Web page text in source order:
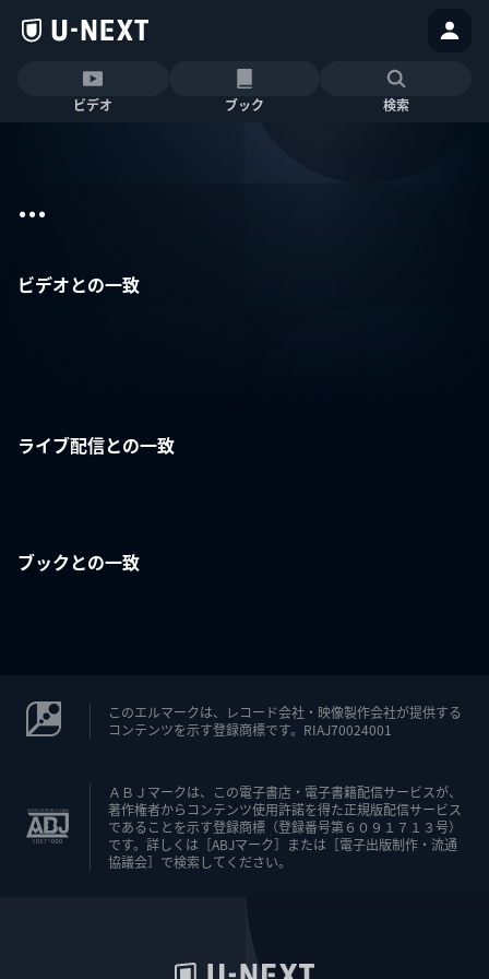
ビデオ ブック 検索
...
ビデオとの一致
ライブ配信との一致
ブックとの一致
このエルマークは、レコード会社・映像製作会社が提供する
コンテンツを示す登録商標です。RIAJ70024001
ＡＢＪマークは、この電子書店・電子書籍配信サービスが、
著作権者からコンテンツ使用許諾を得た正規版配信サービス
であることを示す登録商標（登録番号第６０９１７１３号）
です。詳しくは［ABJマーク］または［電子出版制作・流通
協議会］で検索してください。